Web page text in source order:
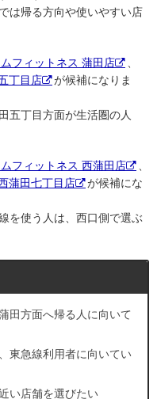
は帰る方向や使いやすい店
フィットネス 蒲田店
丁目店
が候補になりま
五丁目方面が生活圏の人
フィットネス 西蒲田店
蒲田七丁目店
が候補にな
を使う人は、西口側で選ぶ
田方面へ帰る人に向いて
東急線利用者に向いてい
い店舗を選びたい